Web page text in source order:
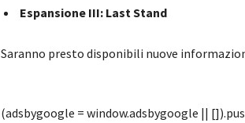
Espansione III: Last Stand
Saranno presto disponibili nuove
(adsbygoogle = window.adsbygoogle ||